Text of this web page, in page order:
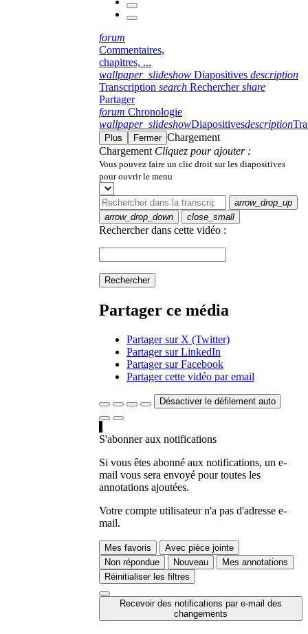
forum
Commentaires,
chapitres, ...
wallpaper_slideshow Diapositives description
Transcription search Rechercher share
Partager
forum Chronologie
wallpaper_slideshowDiapositivesdescription
Plus Fermer Chargement
Chargement Cliquez pour ajouter :
Vous pouvez faire un clic droit sur les diapositives
pour ouvrir le menu
arrow_drop_up
arrow_drop_down
close_small
Rechercher dans cette vidéo :
Rechercher
Partager ce média
Partager sur X (Twitter)
Partager sur LinkedIn
Partager sur Facebook
Partager cette vidéo par email
Désactiver le défilement auto
S'abonner aux notifications
Si vous êtes abonné aux notifications, un e-
mail vous sera envoyé pour toutes les
annotations ajoutées.
Votre compte utilisateur n'a pas d'adresse e-
mail.
Mes favoris
Avec pièce jointe
Non répondue
Nouveau
Mes annotations
Réinitialiser les filtres
Recevoir des notifications par e-mail des
changements